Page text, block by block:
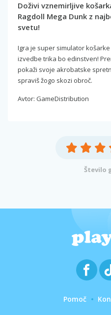
Doživi vznemirljive
Ragdoll Mega Dunk z
svetu!
Igra je super simulator
izvedbe trika bo edinstven!
pokaži svoje akrobatske
spraviš žogo skozi obroč.
Avtor: GameDistribution
Število
Pomoč